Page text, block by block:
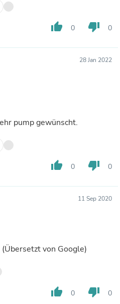
thumb_up 0 thumb_down 0
28 Jan 2022
pump gewünscht.
thumb_up 0 thumb_down 0
11 Sep 2020
von Google)
thumb_up 0 thumb_down 0